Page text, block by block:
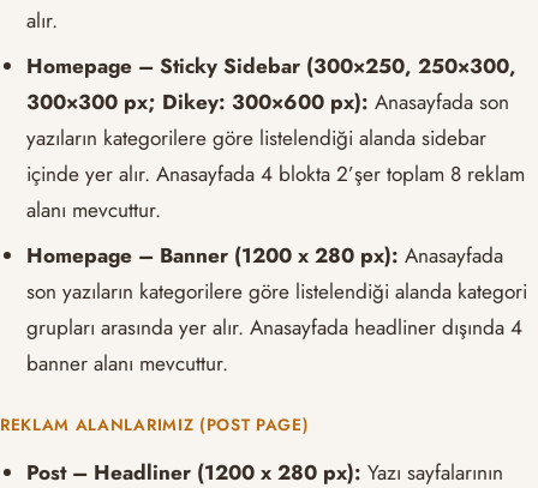
alır.
Homepage – Sticky Sidebar (300×250, 250×300,
300×300 px; Dikey: 300×600 px):Anasayfada son
yazıların kategorilere göre listelendiği alanda sidebar
içinde yer alır. Anasayfada 4 blokta 2’şer toplam 8 reklam
alanı mevcuttur.
Homepage – Banner (1200 x 280 px): Anasayfada
son yazıların kategorilere göre listelendiği alanda kategori
grupları arasında yer alır. Anasayfada headliner dışında 4
banner alanı mevcuttur.
REKLAM ALANLARIMIZ (POST PAGE)
Post – Headliner (1200 x 280 px):Yazı sayfalarının